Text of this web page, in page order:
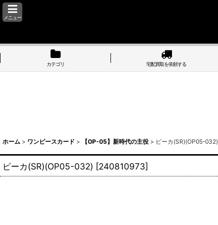
メニュー
カテゴリ 宅配買取を依頼する
ホーム > ワンピースカード > 【OP-05】新時代の主役 > ピーカ(SR)(OP05-032)
ピーカ(SR)(OP05-032) [240810973]